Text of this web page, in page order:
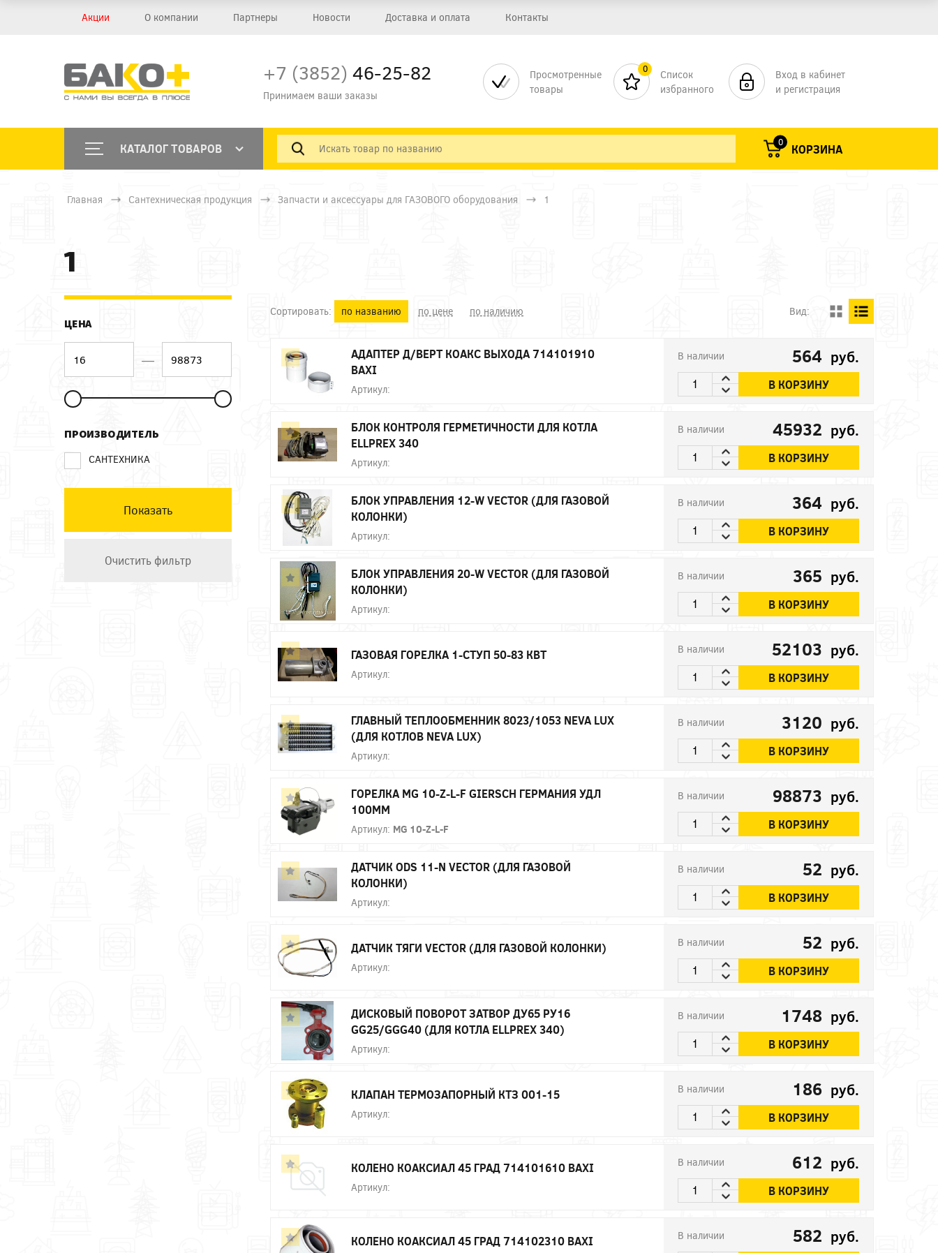
Акции О компании Партнеры Новости Доставка и оплата Контакты
+7 (3852) 46-25-82
Принимаем ваши заказы
Просмотренные
товары
0
Список
избранного
Вход в кабинет
и регистрация
КАТАЛОГ ТОВАРОВ 0 КОРЗИНА
Главная Сантехническая продукция Запчасти и аксессуары для ГАЗОВОГО оборудования 1
1
ЦЕНА
—
ПРОИЗВОДИТЕЛЬ
САНТЕХНИКА
Сортировать: по названию по цене по наличию Вид:
АДАПТЕР Д/ВЕРТ КОАКС ВЫХОДА 714101910
BAXI
Артикул:
В наличии 564 руб.
В КОРЗИНУ
БЛОК КОНТРОЛЯ ГЕРМЕТИЧНОСТИ ДЛЯ КОТЛА
ELLPREX 340
Артикул:
В наличии 45932 руб.
В КОРЗИНУ
БЛОК УПРАВЛЕНИЯ 12-W VECTOR (ДЛЯ ГАЗОВОЙ
КОЛОНКИ)
Артикул:
В наличии 364 руб.
В КОРЗИНУ
БЛОК УПРАВЛЕНИЯ 20-W VECTOR (ДЛЯ ГАЗОВОЙ
КОЛОНКИ)
Артикул:
В наличии 365 руб.
В КОРЗИНУ
ГАЗОВАЯ ГОРЕЛКА 1-СТУП 50-83 КВТ
Артикул:
В наличии 52103 руб.
В КОРЗИНУ
ГЛАВНЫЙ ТЕПЛООБМЕННИК 8023/1053 NEVA LUX
(ДЛЯ КОТЛОВ NEVA LUX)
Артикул:
В наличии 3120 руб.
В КОРЗИНУ
ГОРЕЛКА MG 10-Z-L-F GIERSCH ГЕРМАНИЯ УДЛ
100ММ
Артикул: MG 10-Z-L-F
В наличии 98873 руб.
В КОРЗИНУ
ДАТЧИК ODS 11-N VECTOR (ДЛЯ ГАЗОВОЙ
КОЛОНКИ)
Артикул:
В наличии 52 руб.
В КОРЗИНУ
ДАТЧИК ТЯГИ VECTOR (ДЛЯ ГАЗОВОЙ КОЛОНКИ)
Артикул:
В наличии 52 руб.
В КОРЗИНУ
ДИСКОВЫЙ ПОВОРОТ ЗАТВОР ДУ65 РУ16
GG25/GGG40 (ДЛЯ КОТЛА ELLPREX 340)
Артикул:
В наличии 1748 руб.
В КОРЗИНУ
КЛАПАН ТЕРМОЗАПОРНЫЙ КТЗ 001-15
Артикул:
В наличии 186 руб.
В КОРЗИНУ
КОЛЕНО КОАКСИАЛ 45 ГРАД 714101610 BAXI
Артикул:
В наличии 612 руб.
В КОРЗИНУ
КОЛЕНО КОАКСИАЛ 45 ГРАД 714102310 BAXI В наличии 582 руб.